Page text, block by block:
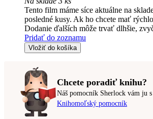
Tento film máme síce aktuálne na
posledné kusy. Ak ho chcete mať
Dodanie ďalších môže trvať dlhšie,
Pridať do zoznamu
Vložiť do košíka
Chcete poradiť knihu?
Náš pomocník Sherlock vám ju
Knihomoľský pomocník